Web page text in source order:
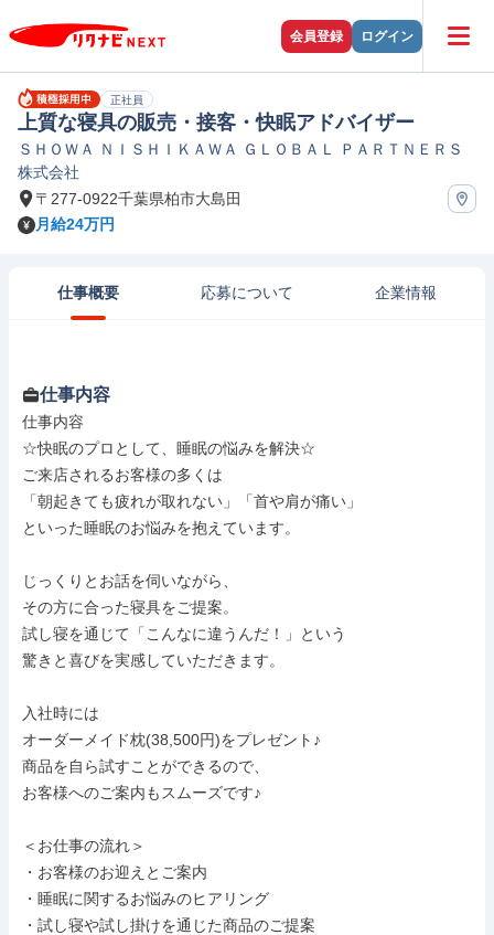
会員登録 ログイン
正社員
上質な寝具の販売・接客・快眠アドバイザー
ＳＨＯＷＡ ＮＩＳＨＩＫＡＷＡ ＧＬＯＢＡＬ ＰＡＲＴＮＥＲＳ
株式会社
〒277-0922千葉県柏市大島田
月給24万円
仕事概要 応募について 企業情報
仕事内容
仕事内容
☆快眠のプロとして、睡眠の悩みを解決☆
ご来店されるお客様の多くは
「朝起きても疲れが取れない」「首や肩が痛い」
といった睡眠のお悩みを抱えています。
じっくりとお話を伺いながら、
その方に合った寝具をご提案。
試し寝を通じて「こんなに違うんだ！」という
驚きと喜びを実感していただきます。
入社時には
オーダーメイド枕(38,500円)をプレゼント♪
商品を自ら試すことができるので、
お客様へのご案内もスムーズです♪
＜お仕事の流れ＞
・お客様のお迎えとご案内
・睡眠に関するお悩みのヒアリング
・試し寝や試し掛けを通じた商品のご提案